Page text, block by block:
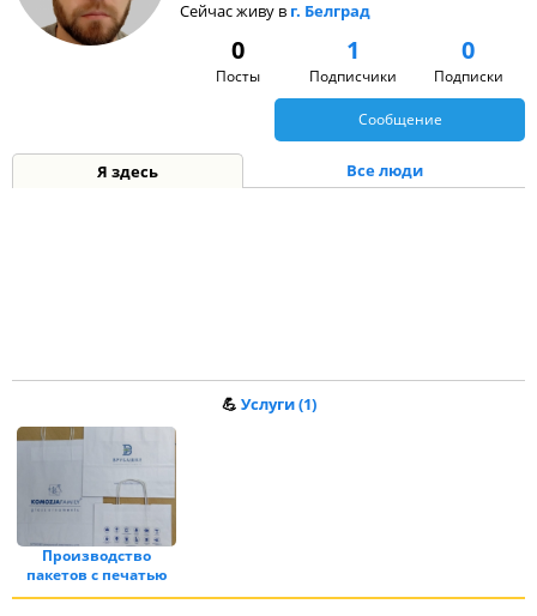
Сейчас живу в г. Белград
0
Посты
1
Подписчики
0
Подписки
Сообщение
Я здесь Все люди
💪 Услуги (1)
Производство
пакетов с печатью